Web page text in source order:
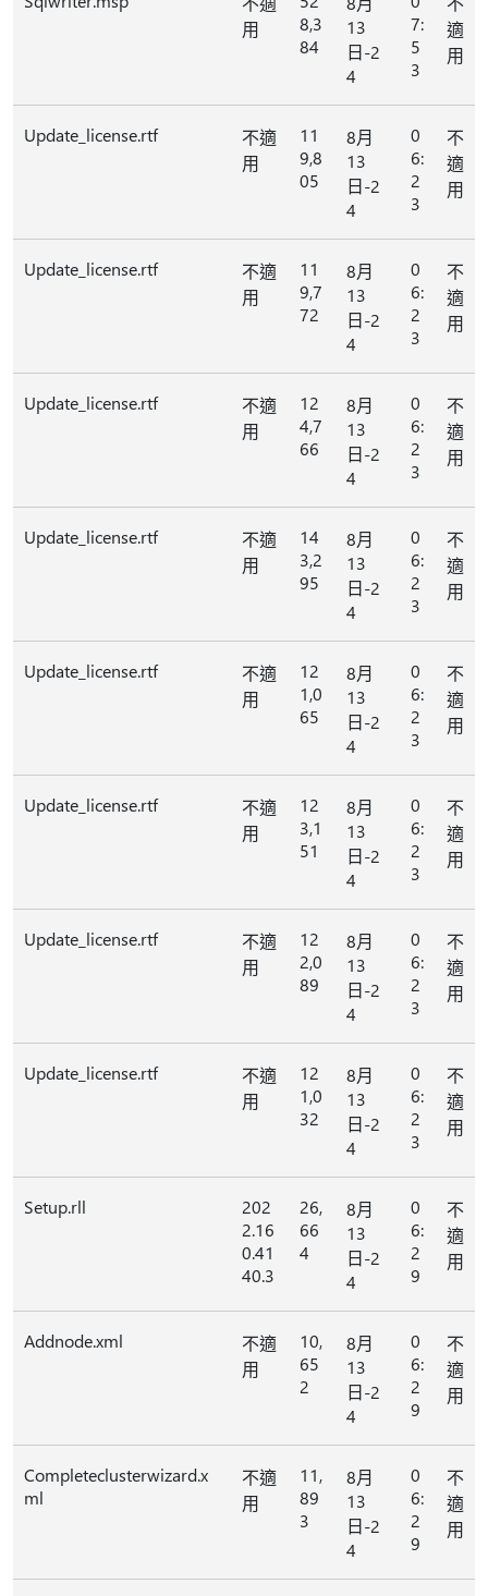
用
8,3
84
13
日-2
4
7:
5
3
適
用
Update_license.rtf
不適
用
11
9,8
05
8月
13
日-2
4
0
6:
2
3
不
適
用
Update_license.rtf
不適
用
11
9,7
72
8月
13
日-2
4
0
6:
2
3
不
適
用
Update_license.rtf
不適
用
12
4,7
66
8月
13
日-2
4
0
6:
2
3
不
適
用
Update_license.rtf
不適
用
14
3,2
95
8月
13
日-2
4
0
6:
2
3
不
適
用
Update_license.rtf
不適
用
12
1,0
65
8月
13
日-2
4
0
6:
2
3
不
適
用
Update_license.rtf
不適
用
12
3,1
51
8月
13
日-2
4
0
6:
2
3
不
適
用
Update_license.rtf
不適
用
12
2,0
89
8月
13
日-2
4
0
6:
2
3
不
適
用
Update_license.rtf
不適
用
12
1,0
32
8月
13
日-2
4
0
6:
2
3
不
適
用
Setup.rll
202
2.16
0.41
40.3
26,
66
4
8月
13
日-2
4
0
6:
2
9
不
適
用
Addnode.xml
不適
用
10,
65
2
8月
13
日-2
4
0
6:
2
9
不
適
用
Completeclusterwizard.x
ml
不適
用
11,
89
3
8月
13
日-2
4
0
6:
2
9
不
適
用